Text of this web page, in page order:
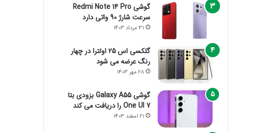
گوشی Redmi Note 14 Pro
سرعت شارژ 90 واتی دارد
31 مرداد 1403
گلکسی اس 25 اولترا در چهار
رنگ عرضه می شود
28 مهر 1403
گوشی Galaxy A55 بزودی بتا
One UI 7 را دریافت می کند
21 اسفند 1403